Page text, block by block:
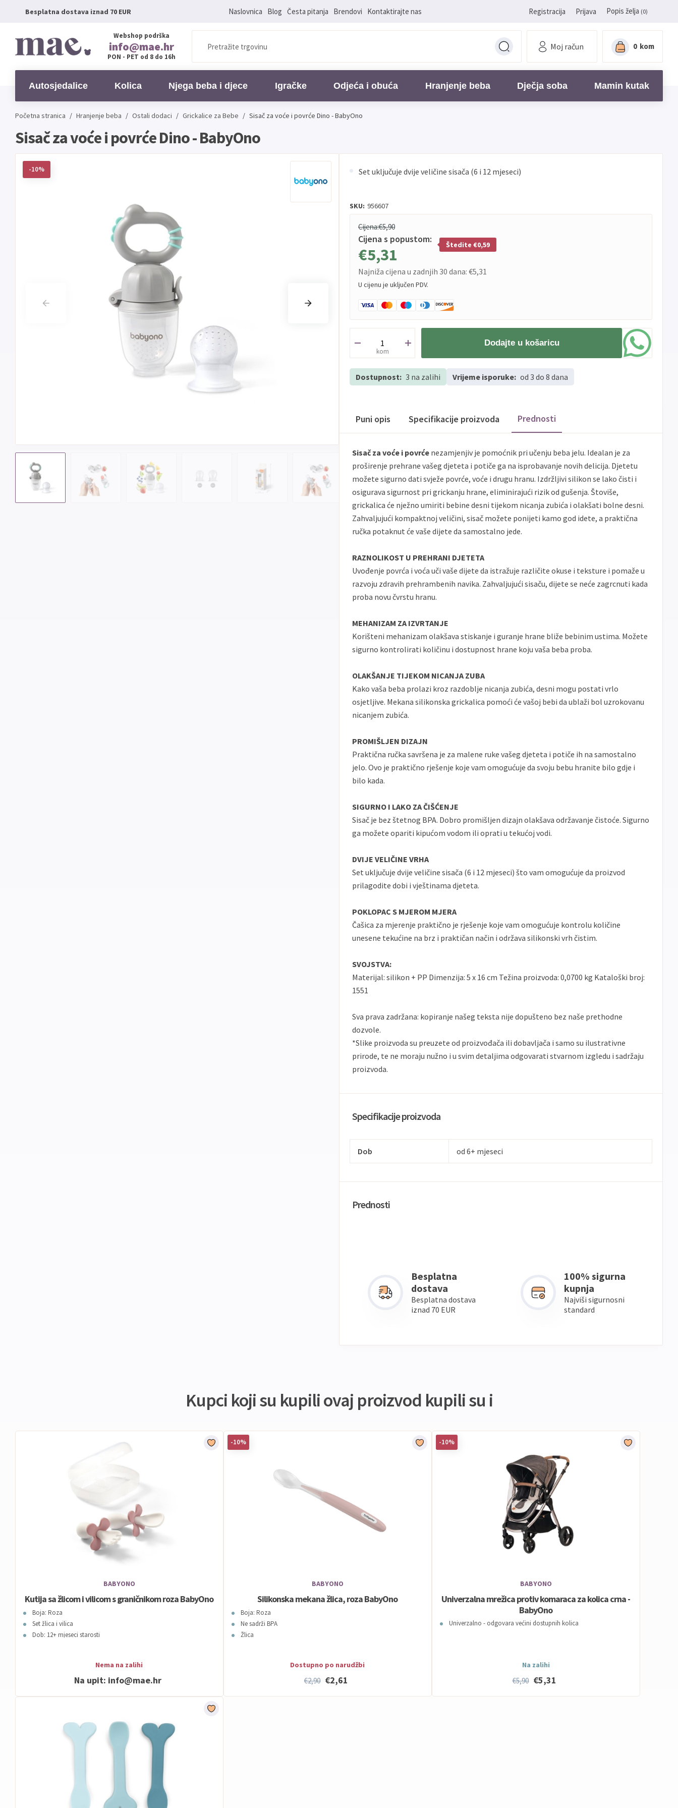
Besplatna dostava iznad 70 EUR Naslovnica Blog Česta pitanja Brendovi Kontaktirajte nas Registracija Prijava Popis želja (0)
Webshop podrška
info@mae.hr
PON - PET od 8 do 16h
Moj račun 0 kom
Autosjedalice Kolica Njega beba i djece Igračke Odjeća i obuća Hranjenje beba Dječja soba Mamin kutak
Početna stranica / Hranjenje beba / Ostali dodaci / Grickalice za Bebe / Sisač za voće i povrće Dino - BabyOno
Sisač za voće i povrće Dino - BabyOno
-10% Set uključuje dvije veličine sisača (6 i 12 mjeseci)
SKU: 956607
Cijena:€5,90
Cijena s popustom:
€5,31 Štedite €0,59
Najniža cijena u zadnjih 30 dana: €5,31
U cijenu je uključen PDV.
kom
Dodajte u košaricu
Dostupnost: 3 na zalihi Vrijeme isporuke: od 3 do 8 dana
Puni opis Specifikacije proizvoda Prednosti
Sisač za voće i povrće nezamjenjiv je pomoćnik pri učenju beba jelu. Idealan je za
proširenje prehrane vašeg djeteta i potiče ga na isprobavanje novih delicija. Djetetu
možete sigurno dati svježe povrće, voće i drugu hranu. Izdržljivi silikon se lako čisti i
osigurava sigurnost pri grickanju hrane, eliminirajući rizik od gušenja. Štoviše,
grickalica će nježno umiriti bebine desni tijekom nicanja zubića i olakšati bolne desni.
Zahvaljujući kompaktnoj veličini, sisač možete ponijeti kamo god idete, a praktična
ručka potaknut će vaše dijete da samostalno jede.
RAZNOLIKOST U PREHRANI DJETETA
Uvođenje povrća i voća uči vaše dijete da istražuje različite okuse i teksture i pomaže u
razvoju zdravih prehrambenih navika. Zahvaljujući sisaču, dijete se neće zagrcnuti kada
proba novu čvrstu hranu.
MEHANIZAM ZA IZVRTANJE
Korišteni mehanizam olakšava stiskanje i guranje hrane bliže bebinim ustima. Možete
sigurno kontrolirati količinu i dostupnost hrane koju vaša beba proba.
OLAKŠANJE TIJEKOM NICANJA ZUBA
Kako vaša beba prolazi kroz razdoblje nicanja zubića, desni mogu postati vrlo
osjetljive. Mekana silikonska grickalica pomoći će vašoj bebi da ublaži bol uzrokovanu
nicanjem zubića.
PROMIŠLJEN DIZAJN
Praktična ručka savršena je za malene ruke vašeg djeteta i potiče ih na samostalno
jelo. Ovo je praktično rješenje koje vam omogućuje da svoju bebu hranite bilo gdje i
bilo kada.
SIGURNO I LAKO ZA ČIŠĆENJE
Sisač je bez štetnog BPA. Dobro promišljen dizajn olakšava održavanje čistoće. Sigurno
ga možete opariti kipućom vodom ili oprati u tekućoj vodi.
DVIJE VELIČINE VRHA
Set uključuje dvije veličine sisača (6 i 12 mjeseci) što vam omogućuje da proizvod
prilagodite dobi i vještinama djeteta.
POKLOPAC S MJEROM MJERA
Čašica za mjerenje praktično je rješenje koje vam omogućuje kontrolu količine
unesene tekućine na brz i praktičan način i održava silikonski vrh čistim.
SVOJSTVA:
Materijal: silikon + PP Dimenzija: 5 x 16 cm Težina proizvoda: 0,0700 kg Kataloški broj:
1551
Sva prava zadržana: kopiranje našeg teksta nije dopušteno bez naše prethodne
dozvole.
*Slike proizvoda su preuzete od proizvođača ili dobavljača i samo su ilustrativne
prirode, te ne moraju nužno i u svim detaljima odgovarati stvarnom izgledu i sadržaju
proizvoda.
Specifikacije proizvoda
Dob od 6+ mjeseci
Prednosti
Besplatna
dostava
Besplatna dostava
iznad 70 EUR
100% sigurna
kupnja
Najviši sigurnosni
standard
Kupci koji su kupili ovaj proizvod kupili su i
BABYONO
Kutija sa žlicom i vilicom s graničnikom roza BabyOno
Boja: Roza
Set žlica i vilica
Dob: 12+ mjeseci starosti
Nema na zalihi
Na upit: info@mae.hr
-10%
BABYONO
Silikonska mekana žlica, roza BabyOno
Boja: Roza
Ne sadrži BPA
Žlica
Dostupno po narudžbi
€2,90 €2,61
-10%
BABYONO
Univerzalna mrežica protiv komaraca za kolica crna -
BabyOno
Univerzalno - odgovara većini dostupnih kolica
Na zalihi
€5,90 €5,31